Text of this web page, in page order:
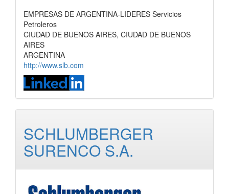
EMPRESAS DE ARGENTINA-LIDERES Servicios
Petroleros
CIUDAD DE BUENOS AIRES, CIUDAD DE BUENOS
AIRES
ARGENTINA
http://www.slb.com
SCHLUMBERGER
SURENCO S.A.